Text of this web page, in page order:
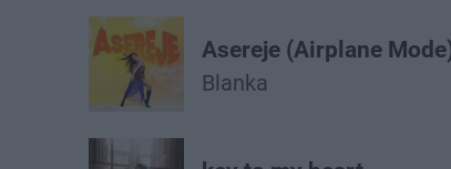
Asereje (Airplane
Blanka